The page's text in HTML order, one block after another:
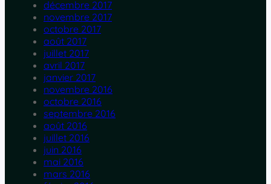
décembre 2017
novembre 2017
octobre 2017
août 2017
juillet 2017
avril 2017
janvier 2017
novembre 2016
octobre 2016
septembre 2016
août 2016
juillet 2016
juin 2016
mai 2016
mars 2016